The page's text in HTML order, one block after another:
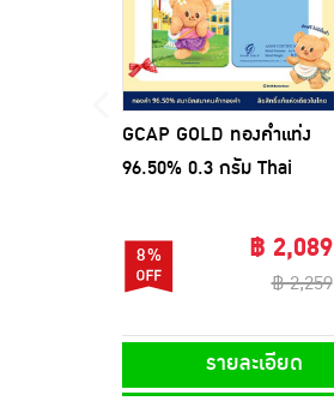
GCAP GOLD ทองคำแท่ง
96.50% 0.3 กรัม Thai
8% ฿ 2,089
฿ 2,259
รายละเอียด